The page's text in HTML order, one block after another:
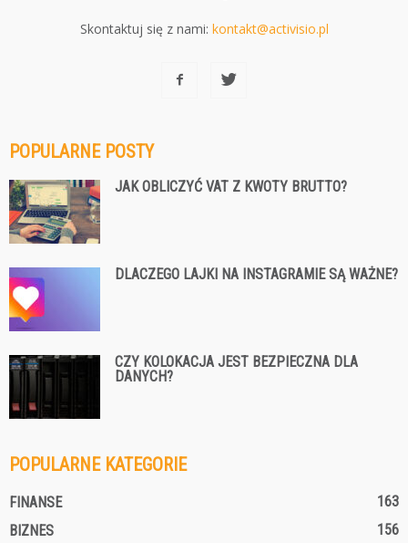
Skontaktuj się z nami: kontakt@activisio.pl
POPULARNE POSTY
JAK OBLICZYĆ VAT Z KWOTY BRUTTO?
DLACZEGO LAJKI NA INSTAGRAMIE SĄ WAŻNE?
CZY KOLOKACJA JEST BEZPIECZNA DLA
DANYCH?
POPULARNE KATEGORIE
FINANSE
163
BIZNES
156